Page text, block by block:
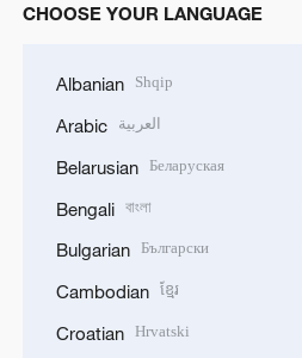
CHOOSE YOUR LANGUAGE
Albanian Shqip
Arabic العربية
Belarusian Беларуская
Bengali বাংলা
Bulgarian Български
Cambodian ខ្មែរ
Croatian Hrvatski